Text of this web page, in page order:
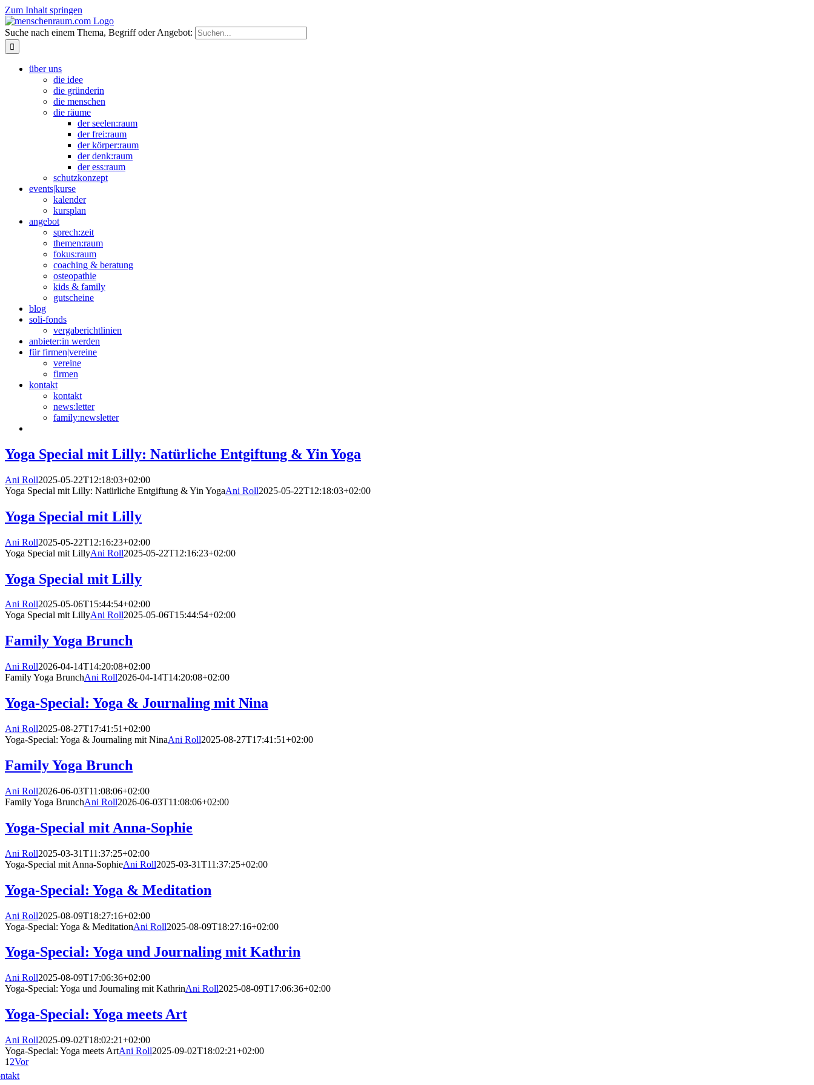
Zum Inhalt springen
Suche nach einem Thema, Begriff oder Angebot:
über uns
die idee
die gründerin
die menschen
die räume
der seelen:raum
der frei:raum
der körper:raum
der denk:raum
der ess:raum
schutzkonzept
events|kurse
kalender
kursplan
angebot
sprech:zeit
themen:raum
fokus:raum
coaching & beratung
osteopathie
kids & family
gutscheine
blog
soli-fonds
vergaberichtlinien
anbieter:in werden
für firmen|vereine
vereine
firmen
kontakt
kontakt
news:letter
family:newsletter
Yoga Special mit Lilly: Natürliche Entgiftung & Yin Yoga
Ani Roll2025-05-22T12:18:03+02:00
Yoga Special mit Lilly: Natürliche Entgiftung & Yin YogaAni Roll2025-05-22T12:18:03+02:00
Yoga Special mit Lilly
Ani Roll2025-05-22T12:16:23+02:00
Yoga Special mit LillyAni Roll2025-05-22T12:16:23+02:00
Yoga Special mit Lilly
Ani Roll2025-05-06T15:44:54+02:00
Yoga Special mit LillyAni Roll2025-05-06T15:44:54+02:00
Family Yoga Brunch
Ani Roll2026-04-14T14:20:08+02:00
Family Yoga BrunchAni Roll2026-04-14T14:20:08+02:00
Yoga-Special: Yoga & Journaling mit Nina
Ani Roll2025-08-27T17:41:51+02:00
Yoga-Special: Yoga & Journaling mit NinaAni Roll2025-08-27T17:41:51+02:00
Family Yoga Brunch
Ani Roll2026-06-03T11:08:06+02:00
Family Yoga BrunchAni Roll2026-06-03T11:08:06+02:00
Yoga-Special mit Anna-Sophie
Ani Roll2025-03-31T11:37:25+02:00
Yoga-Special mit Anna-SophieAni Roll2025-03-31T11:37:25+02:00
Yoga-Special: Yoga & Meditation
Ani Roll2025-08-09T18:27:16+02:00
Yoga-Special: Yoga & MeditationAni Roll2025-08-09T18:27:16+02:00
Yoga-Special: Yoga und Journaling mit Kathrin
Ani Roll2025-08-09T17:06:36+02:00
Yoga-Special: Yoga und Journaling mit KathrinAni Roll2025-08-09T17:06:36+02:00
Yoga-Special: Yoga meets Art
Ani Roll2025-09-02T18:02:21+02:00
Yoga-Special: Yoga meets ArtAni Roll2025-09-02T18:02:21+02:00
1 2Vor